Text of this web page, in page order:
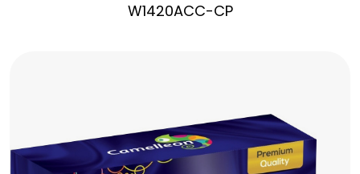
W1420ACC-CP